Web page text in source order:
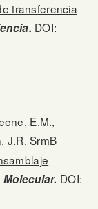
transferencia
DOI:
E.M.,
J.R.SrmB
DOI: